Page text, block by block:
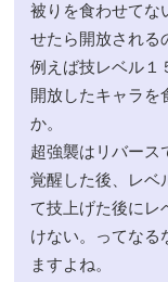
被りを食わせてな
せたら開放される
例えば技レベル１
開放したキャラを
か。
超強襲はリバース
覚醒した後、レベ
て技上げた後にレ
けない。ってなる
ますよね。